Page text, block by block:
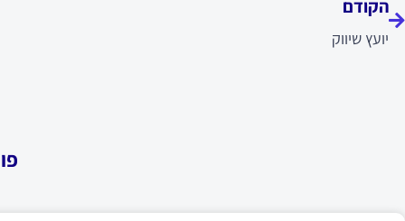
הקודם
יועץ שיווק